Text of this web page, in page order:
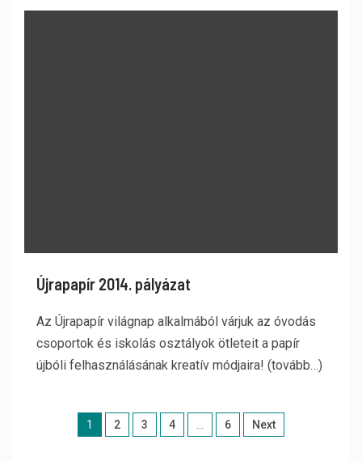
Újrapapír 2014. pályázat
Az Újrapapír világnap alkalmából várjuk az óvodás
csoportok és iskolás osztályok ötleteit a papír
újbóli felhasználásának kreatív módjaira! (tovább…)
1 2 3 4 6 Next